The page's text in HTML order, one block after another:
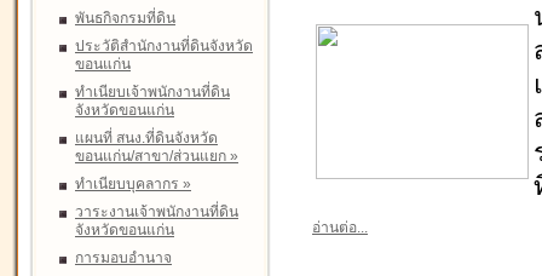
พันธกิจกรมที่ดิน
ประวัติสำนักงานที่ดินจังหวัด
ขอนแก่น
ทำเนียบเจ้าพนักงานที่ดิน
จังหวัดขอนแก่น
แผนที่ สนง.ที่ดินจังหวัด
ขอนแก่น/สาขา/ส่วนแยก »
ทำเนียบบุคลากร »
วาระงานเจ้าพนักงานที่ดิน
จังหวัดขอนแก่น
การมอบอำนาจ
อ่านต่อ...